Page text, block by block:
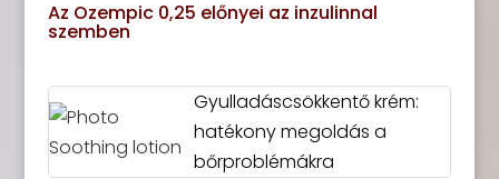
Az Ozempic 0,25 előnyei az inzulinnal
szemben
Gyulladáscsökkentő krém:
hatékony megoldás a
bőrproblémákra